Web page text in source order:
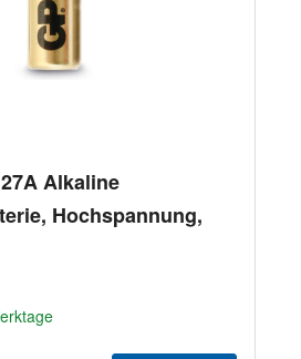
von 1 von 5 Sternen
Alkaline
Hochspannung,